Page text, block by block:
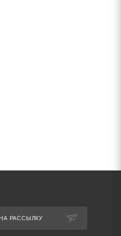
РАССЫЛКУ